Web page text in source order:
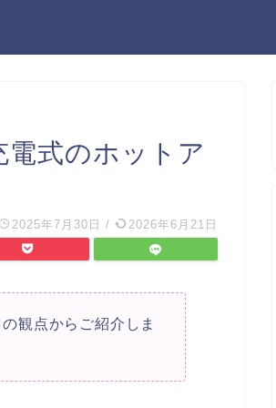
式のホットア
2025年7月30日 / 2026年6月21日
観点からご紹介しま